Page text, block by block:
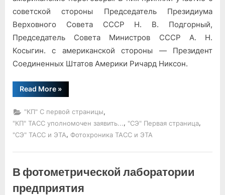
советской стороны Председатель Президиума
Верховного Совета СССР Н. В. Подгорный,
Председатель Совета Министров СССР А. Н.
Косыгин. с американской стороны — Президент
Соединенных Штатов Америки Ричард Никсон.
Read More“Советско-
американские
»
"КП" С первой страницы,
"КП" ТАСС уполномочен заявить... , "СЭ" Первая страница,
"СЭ" ТАСС и ЭТА, Фотохроника ТАСС и ЭТА
В фотометрической лаборатории
предприятия